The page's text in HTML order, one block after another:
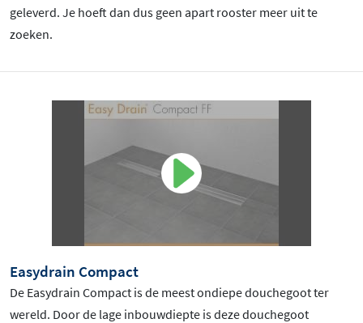
geleverd. Je hoeft dan dus geen apart rooster meer uit te
zoeken.
Easydrain Compact
De Easydrain Compact is de meest ondiepe douchegoot ter
wereld. Door de lage inbouwdiepte is deze douchegoot